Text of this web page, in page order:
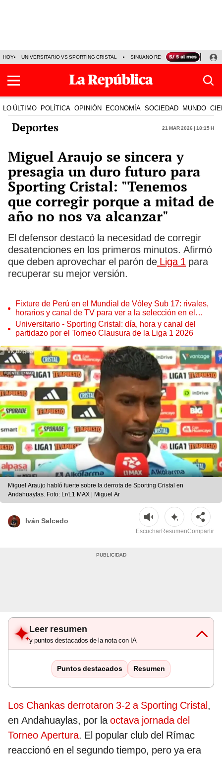
HOY UNIVERSITARIO VS SPORTING CRISTAL SINUANO RESULTADOS HOY
LO ÚLTIMO POLÍTICA OPINIÓN ECONOMÍA SOCIEDAD MUNDO
Deportes 21 Mar 2026 | 18:15 h
Miguel Araujo se sincera y
presagia un duro futuro para
Sporting Cristal: "Tenemos
que corregir porque a mitad de
año no nos va alcanzar"
El defensor destacó la necesidad de corregir
desatenciones en los primeros minutos. Afirmó
que deben aprovechar el parón de Liga 1 para
recuperar su mejor versión.
Fixture de Perú en el Mundial de Vóley Sub 17: rivales,
horarios y canal de TV para ver a la selección en el
torneo
Universitario - Sporting Cristal: día, hora y canal del
partidazo por el Torneo Clausura de la Liga 1 2026
Miguel Araujo habló fuerte sobre la derrota de Sporting Cristal en
Andahuaylas. Foto: Lr/L1 MAX | Miguel Ar
Iván Salcedo
EscucharResumenCompartir
Leer resumen
y puntos destacados de la nota con IA
Puntos destacados Resumen
Los Chankas derrotaron 3-2 a Sporting Cristal,
en Andahuaylas, por laoctava jornada del
Torneo Apertura. El popular club del Rímac
reaccionó en el segundo tiempo, pero ya era